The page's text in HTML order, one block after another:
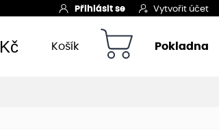
Přihlásit se Vytvořit účet
Kč Košík Pokladna